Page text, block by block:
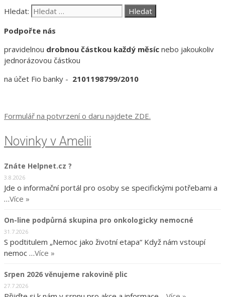
Hledat:
Podpořte nás
pravidelnou drobnou částkou každý měsíc nebo jakoukoliv
jednorázovou částkou
na účet Fio banky - 2101198799/2010
Formulář na potvrzení o daru najdete ZDE.
Novinky v Amelii
Znáte Helpnet.cz ?
3.8.2026
Jde o informační portál pro osoby se specifickými potřebami a
…Více »
On-line podpůrná skupina pro onkologicky nemocné
31.7.2026
S podtitulem „Nemoc jako životní etapa“ Když nám vstoupí
nemoc …Více »
Srpen 2026 věnujeme rakovině plic
27.7.2026